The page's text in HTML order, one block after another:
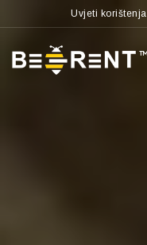
Uvjeti korištenja